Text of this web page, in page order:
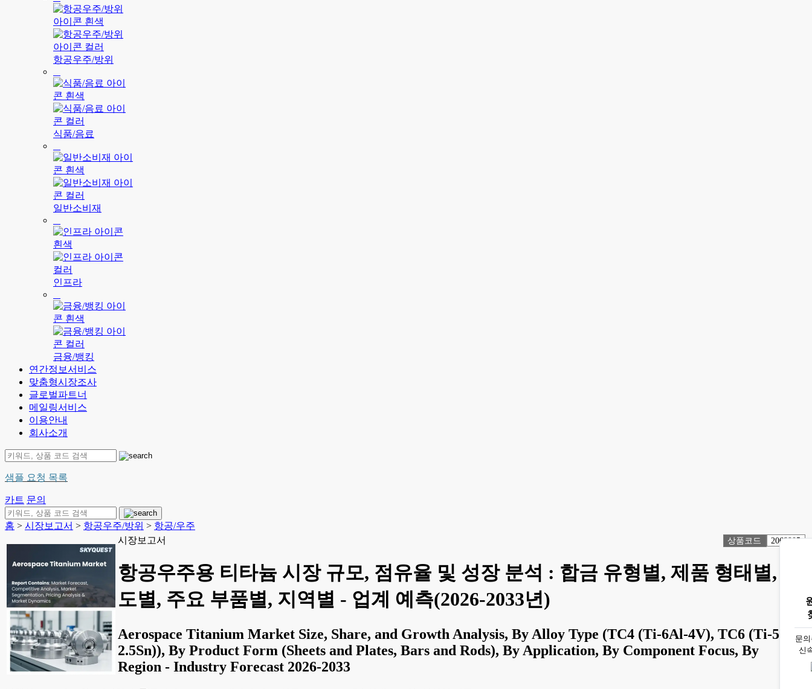
항공우주/방위
식품/음료
일반소비재
인프라
금융/뱅킹
연간정보서비스
맞춤형시장조사
글로벌파트너
메일링서비스
이용안내
회사소개
샘플 요청 목록
카트 문의
홈 > 시장보고서 > 항공우주/방위 > 항공/우주
시장보고서
상품코드 2068905
항공우주용 티타늄 시장 규모, 점유율 및 성장 분석 : 합금 유형별, 제품 형태별, 용
도별, 주요 부품별, 지역별 - 업계 예측(2026-2033년)
Aerospace Titanium Market Size, Share, and Growth Analysis, By Alloy Type (TC4 (Ti-6Al-4V), TC6 (Ti-5Al-
2.5Sn)), By Product Form (Sheets and Plates, Bars and Rods), By Application, By Component Focus, By
Region - Industry Forecast 2026-2033
문
신